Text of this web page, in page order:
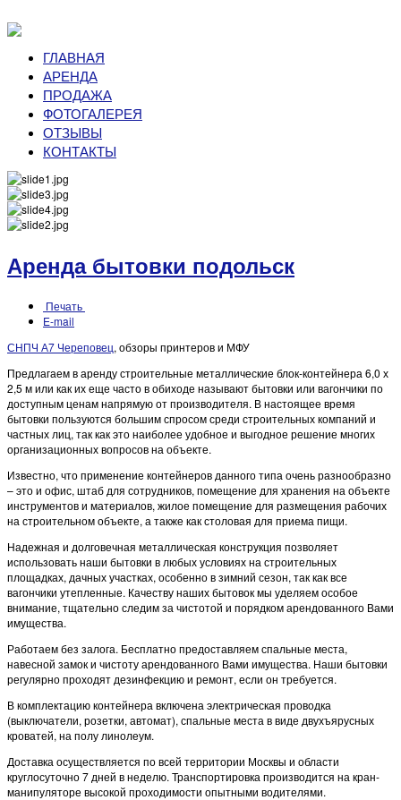
ГЛАВНАЯ
АРЕНДА
ПРОДАЖА
ФОТОГАЛЕРЕЯ
ОТЗЫВЫ
КОНТАКТЫ
Аренда бытовки подольск
Печать
E-mail
СНПЧ А7 Череповец, обзоры принтеров и МФУ
Предлагаем в аренду строительные металлические блок-контейнера 6,0 х
2,5 м или как их еще часто в обиходе называют бытовки или вагончики по
доступным ценам напрямую от производителя. В настоящее время
бытовки пользуются большим спросом среди строительных компаний и
частных лиц, так как это наиболее удобное и выгодное решение многих
организационных вопросов на объекте.
Известно, что применение контейнеров данного типа очень разнообразно
– это и офис, штаб для сотрудников, помещение для хранения на объекте
инструментов и материалов, жилое помещение для размещения рабочих
на строительном объекте, а также как столовая для приема пищи.
Надежная и долговечная металлическая конструкция позволяет
использовать наши бытовки в любых условиях на строительных
площадках, дачных участках, особенно в зимний сезон, так как все
вагончики утепленные. Качеству наших бытовок мы уделяем особое
внимание, тщательно следим за чистотой и порядком арендованного Вами
имущества.
Работаем без залога. Бесплатно предоставляем спальные места,
навесной замок и чистоту арендованного Вами имущества. Наши бытовки
регулярно проходят дезинфекцию и ремонт, если он требуется.
В комплектацию контейнера включена электрическая проводка
(выключатели, розетки, автомат), спальные места в виде двухъярусных
кроватей, на полу линолеум.
Доставка осуществляется по всей территории Москвы и области
круглосуточно 7 дней в неделю. Транспортировка производится на кран-
манипуляторе высокой проходимости опытными водителями.